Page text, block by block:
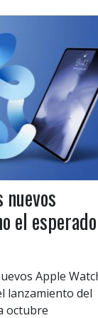
el esperado
Apple
lanzamiento del
octubre